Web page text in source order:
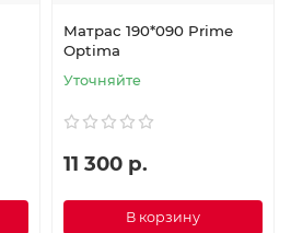
Матрас 190*090 Prime
Optima
Уточняйте
11 300 р.
В корзину